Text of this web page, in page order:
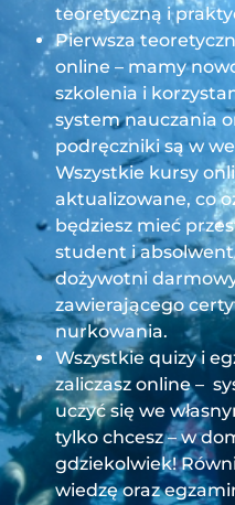
teoretyczną i
Pierwsza
online – mamy
szkolenia i
system nauczania
podręczniki są w
Wszystkie kursy
aktualizowane, co
będziesz mieć
student i absolwent
dożywotni
zawierającego
nurkowania.
Wszystkie quizy i
zaliczasz online –
uczyć się we
tylko chcesz – w
gdziekolwiek!
wiedzę oraz